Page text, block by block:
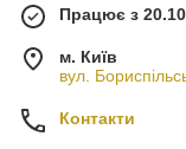
Працює з
м. Київ
вул.
Контакти